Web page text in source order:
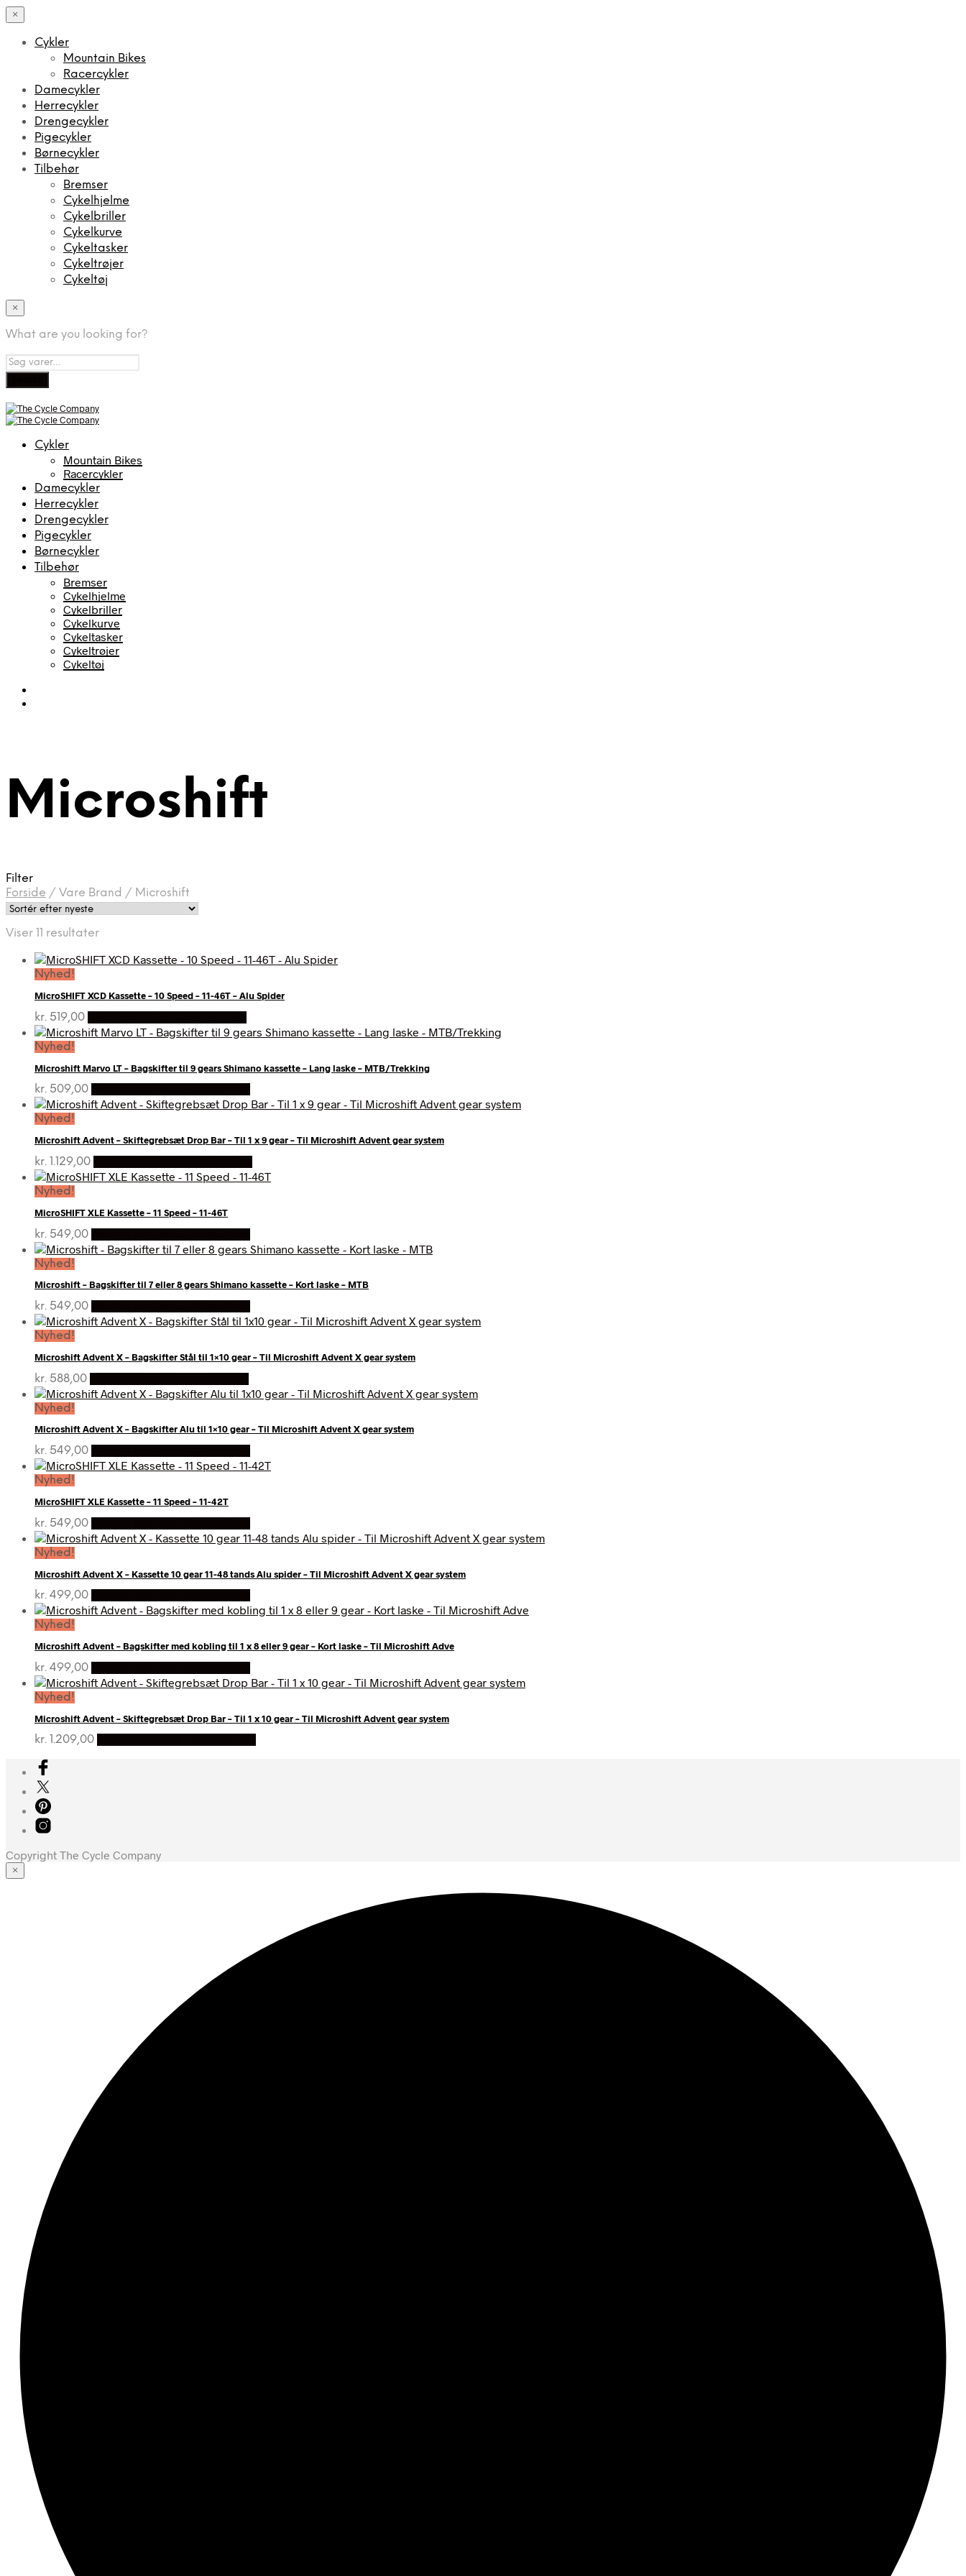
×
Cykler
Mountain Bikes
Racercykler
Damecykler
Herrecykler
Drengecykler
Pigecykler
Børnecykler
Tilbehør
Bremser
Cykelhjelme
Cykelbriller
Cykelkurve
Cykeltasker
Cykeltrøjer
Cykeltøj
×
What are you looking for?
Cykler
Mountain Bikes
Racercykler
Damecykler
Herrecykler
Drengecykler
Pigecykler
Børnecykler
Tilbehør
Bremser
Cykelhjelme
Cykelbriller
Cykelkurve
Cykeltasker
Cykeltrøjer
Cykeltøj
Microshift
Filter
Forside / Vare Brand / Microshift
Viser 11 resultaterSorteret
seneste
Nyhed!
MicroSHIFT XCD Kassette – 10 Speed – 11-46T – Alu Spider
kr. 519,00
Nyhed!
Microshift Marvo LT – Bagskifter til 9 gears Shimano kassette – Lang laske – MTB/Trekking
kr. 509,00
Nyhed!
Microshift Advent – Skiftegrebsæt Drop Bar – Til 1 x 9 gear – Til Microshift Advent gear system
kr. 1.129,00
Nyhed!
MicroSHIFT XLE Kassette – 11 Speed – 11-46T
kr. 549,00
Nyhed!
Microshift – Bagskifter til 7 eller 8 gears Shimano kassette – Kort laske – MTB
kr. 549,00
Nyhed!
Microshift Advent X – Bagskifter Stål til 1×10 gear – Til Microshift Advent X gear system
kr. 588,00
Nyhed!
Microshift Advent X – Bagskifter Alu til 1×10 gear – Til Microshift Advent X gear system
kr. 549,00
Nyhed!
MicroSHIFT XLE Kassette – 11 Speed – 11-42T
kr. 549,00
Nyhed!
Microshift Advent X – Kassette 10 gear 11-48 tands Alu spider – Til Microshift Advent X gear system
kr. 499,00
Nyhed!
Microshift Advent – Bagskifter med kobling til 1 x 8 eller 9 gear – Kort laske – Til Microshift Adve
kr. 499,00
Nyhed!
Microshift Advent – Skiftegrebsæt Drop Bar – Til 1 x 10 gear – Til Microshift Advent gear system
kr. 1.209,00
Copyright The Cycle Company
×